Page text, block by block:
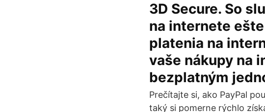
3D Secure. So
na internete
platenia na
vaše nákupy na
bezplatným
Prečítajte si, ako PayPal
taký si pomerne rýchlo